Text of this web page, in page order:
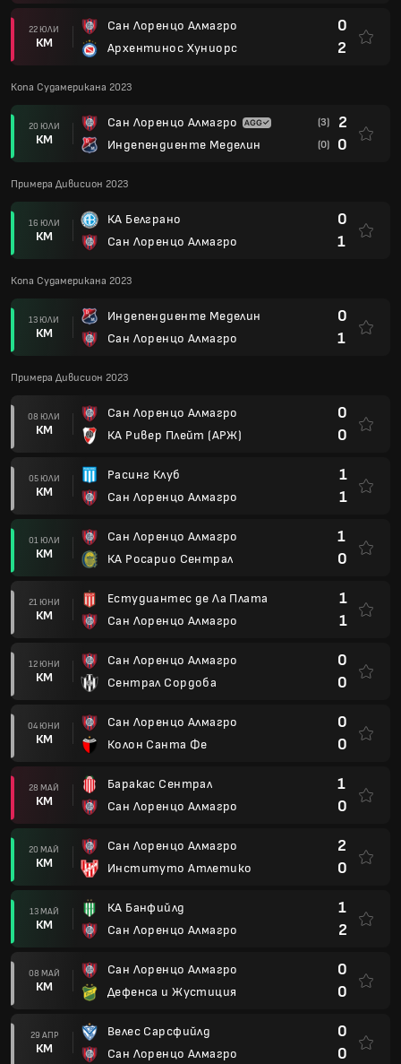
22 ЮЛИ
КМ
Сан Лоренцо Алмагро
Архентинос Хуниорс
0
2
Копа Судамерикана 2023
20 ЮЛИ
КМ
Сан Лоренцо Алмагро
Индепендиенте Меделин
(3) 2
(0) 0
Примера Дивисион 2023
16 ЮЛИ
КМ
КА Белграно
Сан Лоренцо Алмагро
0
1
Копа Судамерикана 2023
13 ЮЛИ
КМ
Индепендиенте Меделин
Сан Лоренцо Алмагро
0
1
Примера Дивисион 2023
08 ЮЛИ
КМ
Сан Лоренцо Алмагро
КА Ривер Плейт (АРЖ)
0
0
05 ЮЛИ
КМ
Расинг Клуб
Сан Лоренцо Алмагро
1
1
01 ЮЛИ
КМ
Сан Лоренцо Алмагро
КА Росарио Сентрал
1
0
21 ЮНИ
КМ
Естудиантес де Ла Плата
Сан Лоренцо Алмагро
1
1
12 ЮНИ
КМ
Сан Лоренцо Алмагро
Сентрал Сордоба
0
0
04 ЮНИ
КМ
Сан Лоренцо Алмагро
Колон Санта Фе
0
0
28 МАЙ
КМ
Баракас Сентрал
Сан Лоренцо Алмагро
1
0
20 МАЙ
КМ
Сан Лоренцо Алмагро
Институто Атлетико
2
0
13 МАЙ
КМ
КА Банфийлд
Сан Лоренцо Алмагро
1
2
08 МАЙ
КМ
Сан Лоренцо Алмагро
Дефенса и Жустиция
0
0
29 АПР
КМ
Велес Сарсфийлд
Сан Лоренцо Алмагро
0
0